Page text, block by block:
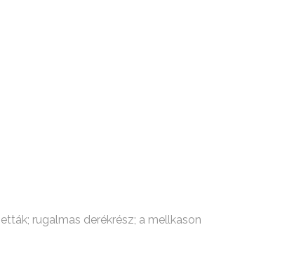
rugalmas derékrész; a mellkason